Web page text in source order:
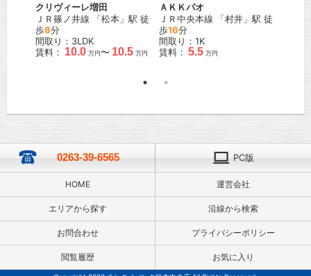
クリヴィーレ増田
ＪＲ篠ノ井線 「松本 」駅 徒
歩8分
間取り：3LDK
賃料： 10.0 万円〜 10.5 万円
ＡＫＫパオ
ＪＲ中央本線 「村井 」駅 徒
歩16分
間取り：1K
賃料： 5.5 万円
0263-39-6565 PC版
HOME 運営会社
エリアから探す 沿線から検索
お問合わせ プライバシーポリシー
閲覧履歴 お気に入り